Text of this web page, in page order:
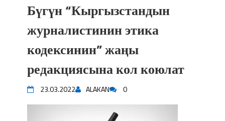
Бүгүн “Кыргызстандын
журналистинин этика
кодексинин” жаңы
редакциясына кол коюлат
23.03.2022 ALAKAN 0